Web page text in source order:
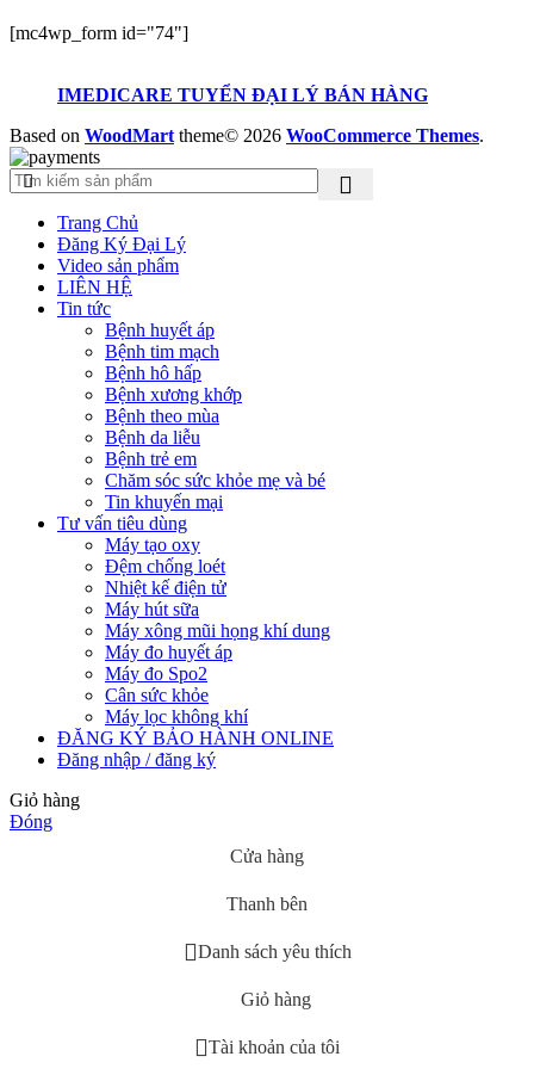
[mc4wp_form id="74"]
IMEDICARE TUYỂN ĐẠI LÝ BÁN HÀNG
Based on WoodMarttheme© 2026 WooCommerce Themes.
Trang Chủ
Đăng Ký Đại Lý
Video sản phẩm
LIÊN HỆ
Tin tức
Bệnh huyết áp
Bệnh tim mạch
Bệnh hô hấp
Bệnh xương khớp
Bệnh theo mùa
Bệnh da liễu
Bệnh trẻ em
Chăm sóc sức khỏe mẹ và bé
Tin khuyến mại
Tư vấn tiêu dùng
Máy tạo oxy
Đệm chống loét
Nhiệt kế điện tử
Máy hút sữa
Máy xông mũi họng khí dung
Máy đo huyết áp
Máy đo Spo2
Cân sức khỏe
Máy lọc không khí
ĐĂNG KÝ BẢO HÀNH ONLINE
Đăng nhập / đăng ký
Giỏ hàng
Đóng
Cửa hàng
Thanh bên
Danh sách yêu thích
Giỏ hàng
Tài khoản của tôi